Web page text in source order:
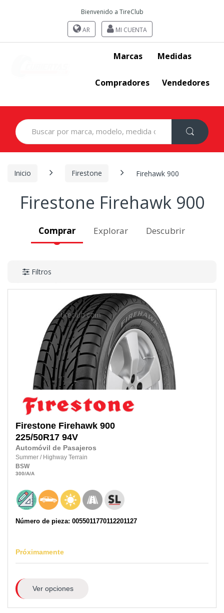
Bienvenido a TireClub
AR MI CUENTA
Marcas Medidas
Compradores Vendedores
Search
for:
Inicio Firestone Firehawk 900
Firestone Firehawk 900
Comprar Explorar Descubrir
Filtros
Firestone Firehawk 900
225/50R17 94V
Automóvil de Pasajeros
Summer / Highway Terrain
BSW
300/A/A
Número de pieza: 0055011770112201127
Próximamente
Ver opciones